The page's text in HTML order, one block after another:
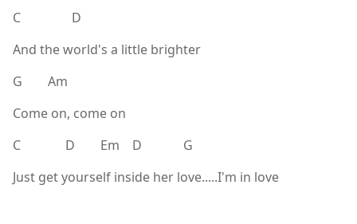
C D
And the world's a little brighter
G Am
Come on, come on
C D Em D G
Just get yourself inside her love.....I'm in love